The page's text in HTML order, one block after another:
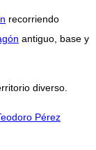
recorriendo
antiguo, base y
diverso.
Pérez